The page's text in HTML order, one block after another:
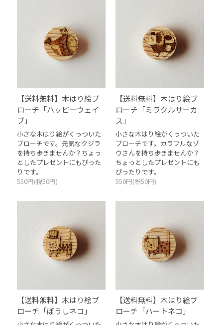
【送料無料】木はり絵ブ
ローチ「ハッピーウェイ
ブ」
小さな木はり絵がくっついた
ブローチです。元気なクジラ
を持ち歩きませんか？ちょっ
としたプレゼントにもぴった
りです。
550円(税50円)
【送料無料】木はり絵ブ
ローチ「ミラクルサーカ
ス」
小さな木はり絵がくっついた
ブローチです。カラフルなゾ
ウさんを持ち歩きませんか？
ちょっとしたプレゼントにも
ぴったりです。
550円(税50円)
【送料無料】木はり絵ブ
ローチ「ぼうしネコ」
【送料無料】木はり絵ブ
ローチ「ハートネコ」